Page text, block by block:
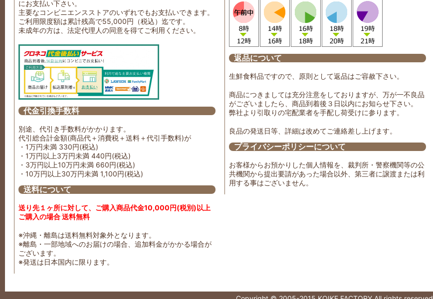
にお支払い下さい。
主要なコンビニエンスストアのいずれでもお支払いできます。
ご利用限度額は累計残高で55,000円（税込）迄です。
未成年の方は、法定代理人の同意を得てご利用ください。
代金引換手数料
別途、代引き手数料がかかります。
代引総合計金額(商品代＋消費税＋送料＋代引手数料)が
・1万円未満 330円(税込)
・1万円以上3万円未満 440円(税込)
・3万円以上10万円未満 660円(税込)
・10万円以上30万円未満 1,100円(税込)
送料について
送り先１ヶ所に対して、ご購入商品代金10,000円(税別)以上
ご購入の場合 送料無料
※沖縄・離島は送料無料対象外となります。
※離島・一部地域へのお届けの場合、追加料金がかかる場合が
ございます。
※発送は日本国内に限ります。
返品について
生鮮食料品ですので、原則として返品はご容赦下さい。
商品につきましては充分注意をしておりますが、万が一不良品
がございましたら、商品到着後３日以内にお知らせ下さい。
弊社より引取りの宅配業者を手配し荷受けに参ります。
良品の発送日等、詳細は改めてご連絡差し上げます。
プライバシーポリシーについて
お客様からお預かりした個人情報を、裁判所・警察機関等の公
共機関から提出要請があった場合以外、第三者に譲渡または利
用する事はございません。